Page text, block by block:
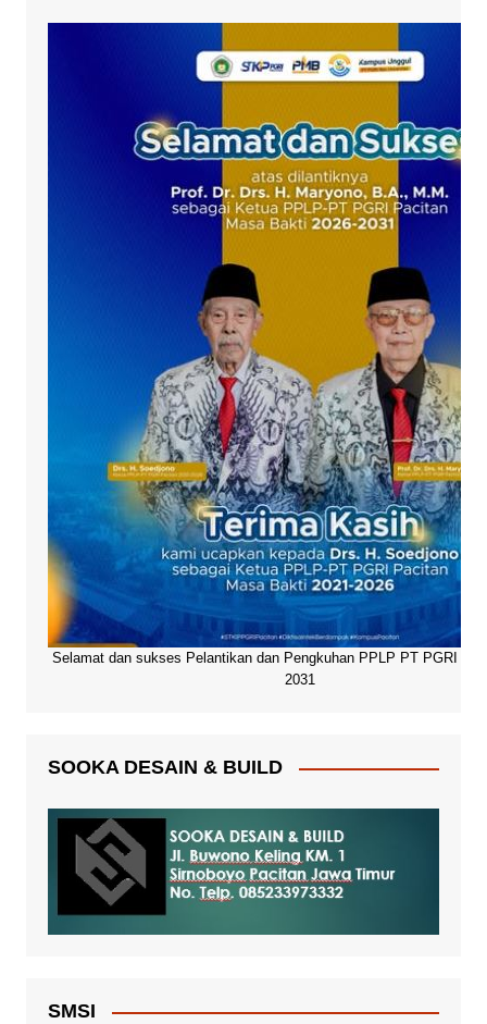
Selamat dan sukses Pelantikan dan Pengkuhan PPLP PT PGRI
2031
SOOKA DESAIN & BUILD
SMSI